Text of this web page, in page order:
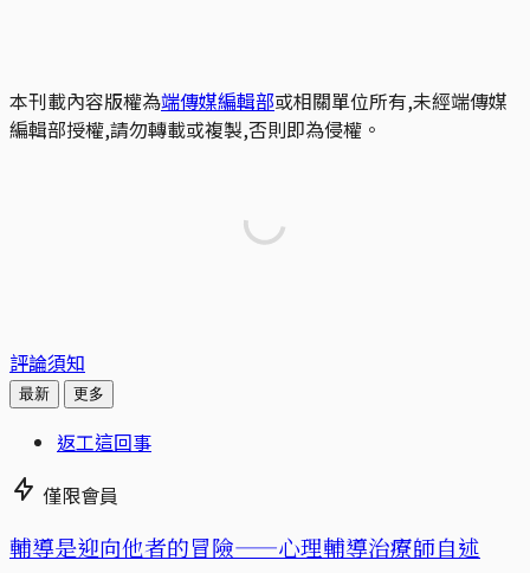
本刊載內容版權為端傳媒編輯部或相關單位所有,未經端傳媒
編輯部授權,請勿轉載或複製,否則即為侵權。
評論須知
最新 更多
返工這回事
僅限會員
輔導是迎向他者的冒險——心理輔導治療師自述